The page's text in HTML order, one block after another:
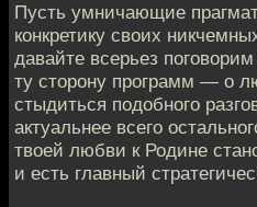
Пусть умничающие
конкретику своих
давайте всерьез
ту сторону программ — о
стыдиться подобного
актуальнее всего
твоей любви к Родине
и есть главный